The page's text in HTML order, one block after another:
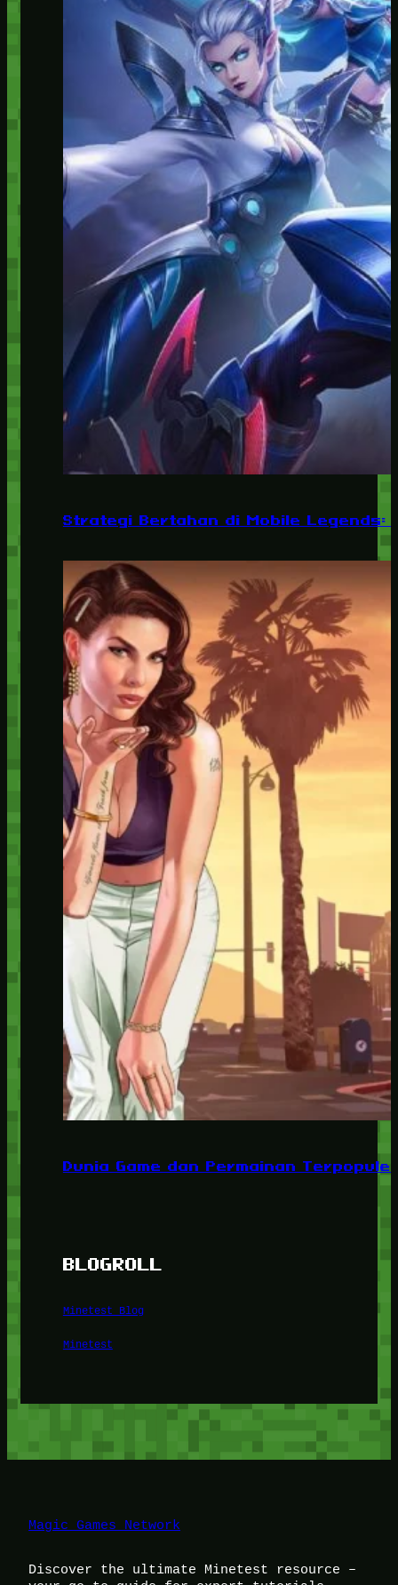
Strategi Bertahan di Mobile Legends:
Dunia Game dan Permainan
BLOGROLL
Minetest Blog
Minetest
Magic Games Network
Discover the ultimate Minetest resource –